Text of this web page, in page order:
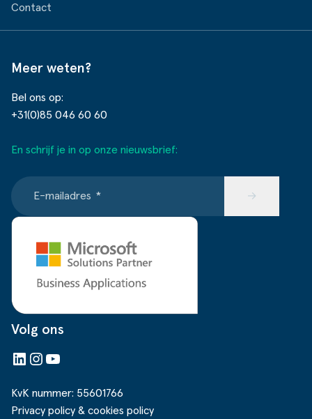
Contact
Meer weten?
Bel ons op:
+31(0)85 046 60 60
En schrijf je in op onze nieuwsbrief:
E-mailadres * →
Volg ons
LinkedIn
Instagram
YouTube
KvK nummer: 55601766
Privacy policy & cookies policy